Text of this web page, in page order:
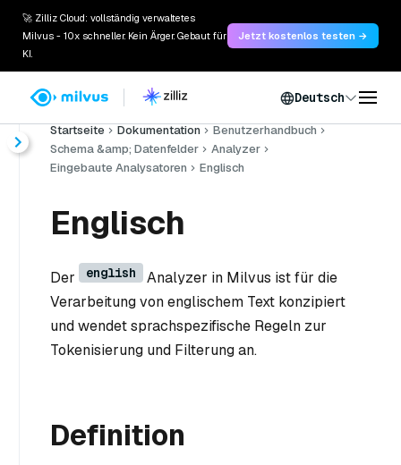
🚀 Zilliz Cloud: vollständig verwaltetes
Milvus - 10x schneller. Kein Ärger. Gebaut für
KI.
Jetzt kostenlos testen →
Deutsch
Startseite Dokumentation
Benutzerhandbuch
Schema &amp; Datenfelder
Analyzer
Eingebaute Analysatoren
Englisch
Englisch
Der english
Analyzer in Milvus ist für die
Verarbeitung von englischem Text konzipiert
und wendet sprachspezifische Regeln zur
Tokenisierung und Filterung an.
Definition